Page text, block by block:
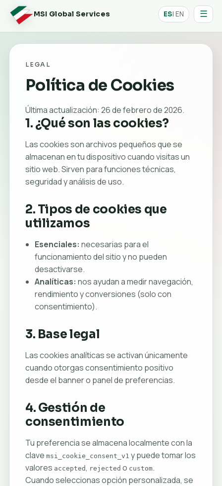
MSI Global Services ☰
ES| EN
LEGAL
Política de Cookies
Última actualización: 26 de febrero de 2026.
1. ¿Qué son las cookies?
Las cookies son archivos pequeños que se
almacenan en tu dispositivo cuando visitas un
sitio web. Sirven para funciones técnicas,
seguridad y análisis de uso.
2. Tipos de cookies que
utilizamos
Esenciales: necesarias para el
funcionamiento del sitio y no pueden
desactivarse.
Analíticas: nos ayudan a medir navegación,
rendimiento y conversiones (solo con
consentimiento).
3. Base legal
Las cookies analíticas se activan únicamente
cuando otorgas consentimiento positivo
desde el banner o panel de preferencias.
4. Gestión de
consentimiento
Tu preferencia se almacena localmente con la
clave msi_cookie_consent_v1 y puede tomar los
valores accepted, rejected o custom.
Cuando seleccionas opción personalizada, se